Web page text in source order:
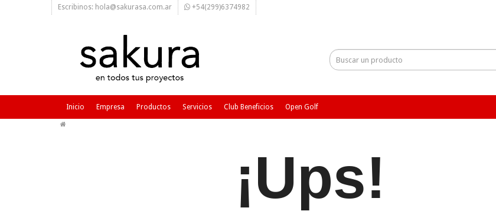
Escribinos: hola@sakurasa.com.ar +54(299)6374982
Inicio Empresa Productos Servicios Club Beneficios Open Golf
¡Ups!